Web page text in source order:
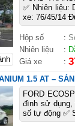
✅ Nhiên liệu:
xe: 76/45/14
Hộp số :
Nhiên liệu
:
Giá xe
:
1.5 AT –
FORD
đình sử dụng,
số tự động ✅